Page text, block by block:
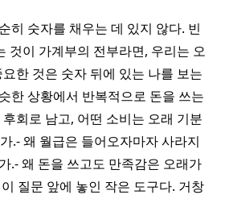
히 숫자를 채우는 데 있지 않다. 빈
것이 가계부의 전부라면, 우리는 오
한 것은 숫자 뒤에 있는 나를 보는
한 상황에서 반복적으로 돈을 쓰는
회로 남고, 어떤 소비는 오래 기분
.- 왜 월급은 들어오자마자 사라지
.- 왜 돈을 쓰고도 만족감은 오래가
질문 앞에 놓인 작은 도구다. 거창